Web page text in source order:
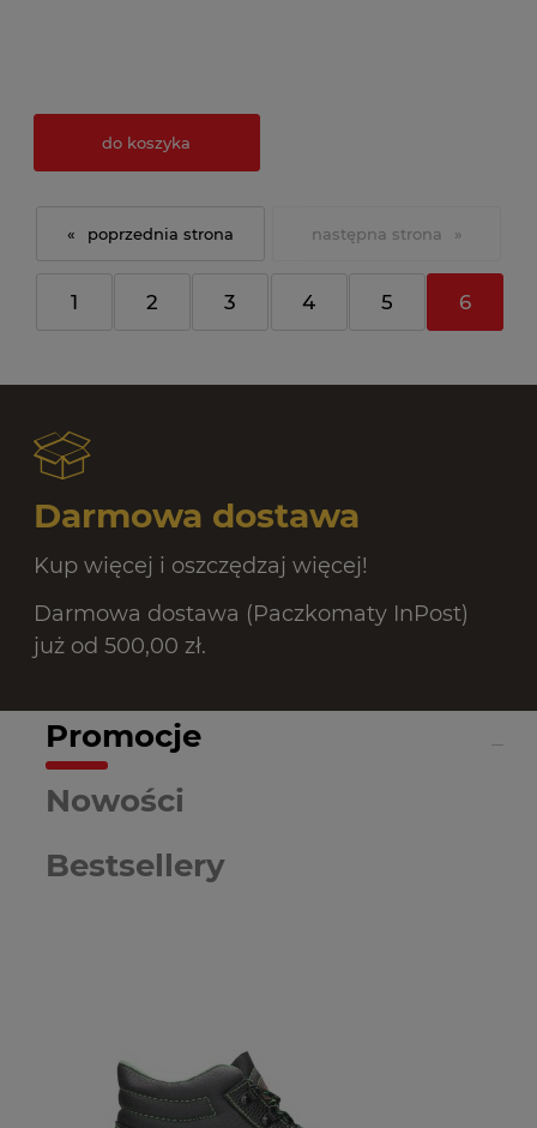
do koszyka
«
1 2 3 4 5 6
»
Darmowa dostawa
Kup więcej i oszczędzaj więcej!
Darmowa dostawa (Paczkomaty InPost)
już od 500,00 zł.
Promocje
Nowości
Bestsellery